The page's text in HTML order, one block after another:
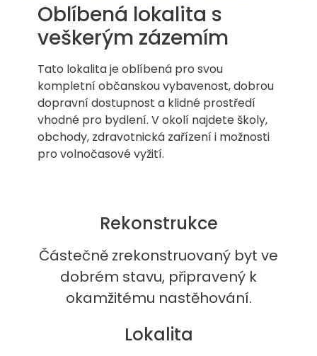
Oblíbená lokalita s
veškerým zázemím
Tato lokalita je oblíbená pro svou
kompletní občanskou vybavenost, dobrou
dopravní dostupnost a klidné prostředí
vhodné pro bydlení. V okolí najdete školy,
obchody, zdravotnická zařízení i možnosti
pro volnočasové vyžití.
Rekonstrukce
Částečně zrekonstruovaný byt ve
dobrém stavu, připravený k
okamžitému nastěhování.
Lokalita